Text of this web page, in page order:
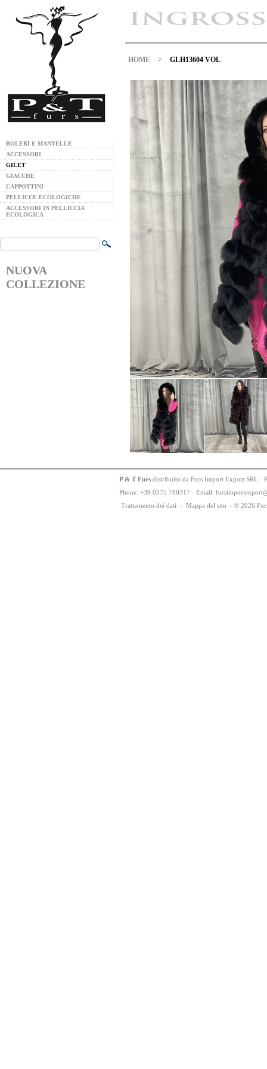
BOLERI E MANTELLE
ACCESSORI
GILET
GIACCHE
CAPPOTTINI
PELLICCE ECOLOGICHE
ACCESSORI IN PELLICCIA
ECOLOGICA
NUOVA
COLLEZIONE
HOME > GLH13604 VOL
P & T Furs distribuito da Furs Import Export SRL -
Phone: +39 0375 780317 - Email: fursimportexport
Trattamento dei dati - Mappa del sito - © 2026